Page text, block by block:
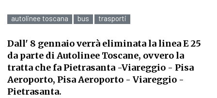
autolinee toscana bus trasporti
Dall' 8 gennaio verrà eliminata la linea E 25
da parte di Autolinee Toscane, ovvero la
tratta che fa Pietrasanta -Viareggio - Pisa
Aeroporto, Pisa Aeroporto - Viareggio -
Pietrasanta.